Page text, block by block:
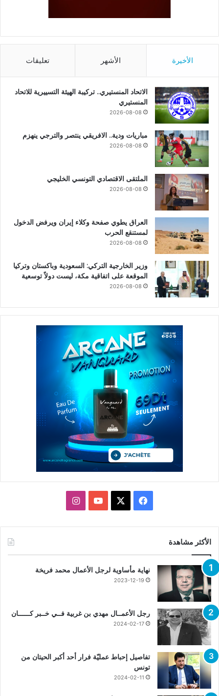
الأخيرة الأشهر تعليقات
الاتحاد المنستيري.. تركيبة الهيئة التسييرية للاتحاد
المنستيري
2026-08-08
مباريات ودية.. الافريقي ينتصر والترجي ينهزم
2026-08-08
الملتقى الاقتصادي التونسي الخليجي
2026-08-08
العراق يطوي صفحة وكلاء إيران ويرفض الدخول
لمستنقع الحرب
2026-08-08
وزير الخارجية التركي: السعودية وباكستان وتركيا
الموقعة على اتفاقية مكة، ليست دولاً توسعية
2026-08-08
فيسبوك يوتيوبانستقرام
الأكثر مشاهدة
نهاية مأساوية لرجل الأعمال محمد فريخة
2023-12-19
رجل الأعمــال مهدي بن غربية فــي خــبر كــــــان
2024-02-17
تفاصيل إحباط عمليّة فرار أحد أكبر الحيتان من
تونس
2024-02-11